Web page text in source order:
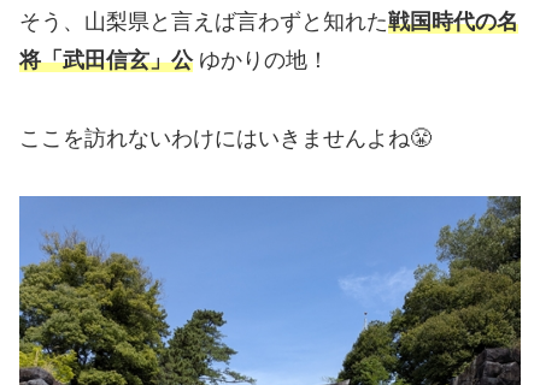
そう、山梨県と言えば言わずと知れた戦国時代の名
将「武田信玄」公ゆかりの地！
ここを訪れないわけにはいきませんよね😤